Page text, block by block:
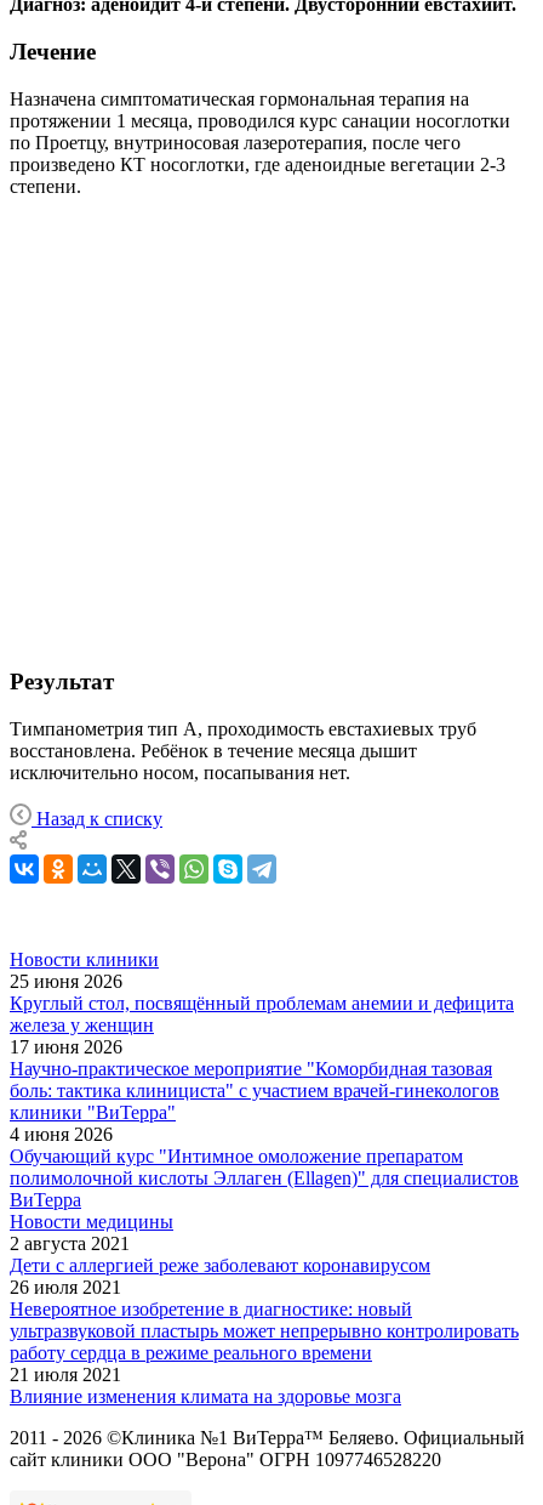
Диагноз: аденоидит 4-й степени. Двусторонний евстахиит.
Лечение
Назначена симптоматическая гормональная терапия на
протяжении 1 месяца, проводился курс санации носоглотки
по Проетцу, внутриносовая лазеротерапия, после чего
произведено КТ носоглотки, где аденоидные вегетации 2-3
степени.
Результат
Тимпанометрия тип А, проходимость евстахиевых труб
восстановлена. Ребёнок в течение месяца дышит
исключительно носом, посапывания нет.
Назад к списку
Новости клиники
25 июня 2026
Круглый стол, посвящённый проблемам анемии и дефицита
железа у женщин
17 июня 2026
Научно-практическое мероприятие "Коморбидная тазовая
боль: тактика клинициста" с участием врачей-гинекологов
клиники "ВиТерра"
4 июня 2026
Обучающий курс "Интимное омоложение препаратом
полимолочной кислоты Эллаген (Ellagen)" для специалистов
ВиТерра
Новости медицины
2 августа 2021
Дети с аллергией реже заболевают коронавирусом
26 июля 2021
Невероятное изобретение в диагностике: новый
ультразвуковой пластырь может непрерывно контролировать
работу сердца в режиме реального времени
21 июля 2021
Влияние изменения климата на здоровье мозга
2011 - 2026 ©Клиника №1 ВиТерра™ Беляево. Официальный
сайт клиники ООО "Верона" ОГРН 1097746528220